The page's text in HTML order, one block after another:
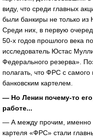
виду, что среди главных
были банкиры не только из
Среди них, в первую
50-х годов прошлого века
исследователь Юстас
Федерального резерва».
полагать, что ФРС с
банковским картелем.
— Но Ленин почему-то
работе...
— А между прочим, именно
картеля «ФРС» стали